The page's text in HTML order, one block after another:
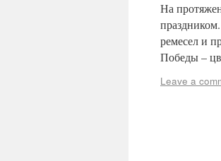
На
ремесел и
Победы –
Leave a